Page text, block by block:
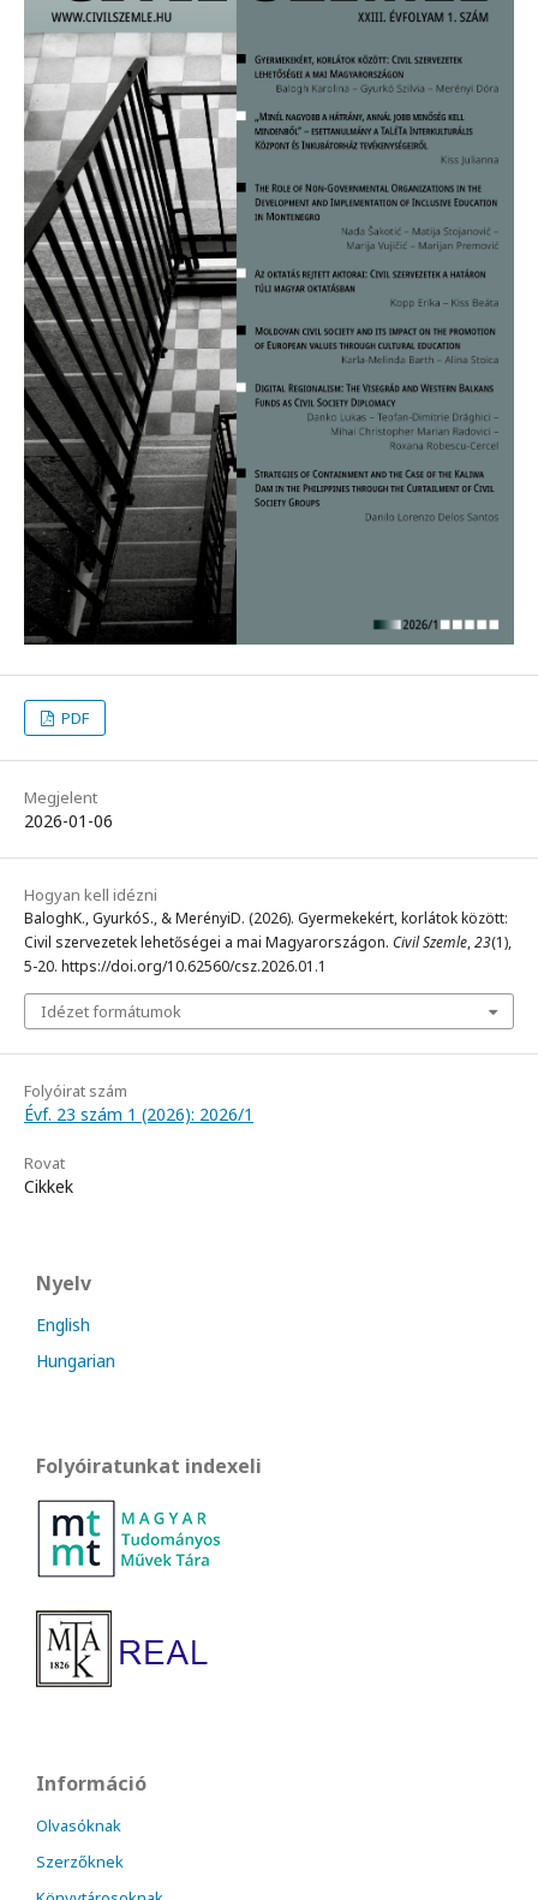
PDF
Megjelent
2026-01-06
Hogyan kell idézni
BaloghK., GyurkóS., & MerényiD. (2026). Gyermekekért, korlátok között:
Civil szervezetek lehetőségei a mai Magyarországon. Civil Szemle,23(1),
5-20. https://doi.org/10.62560/csz.2026.01.1
Idézet formátumok
Folyóirat szám
Évf. 23 szám 1 (2026): 2026/1
Rovat
Cikkek
Nyelv
English
Hungarian
Folyóiratunkat indexeli
Információ
Olvasóknak
Szerzőknek